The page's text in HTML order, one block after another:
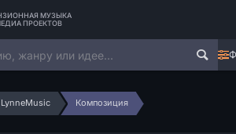
МУЗЫКА
ПРОЕКТОВ
LynneMusic Композиция